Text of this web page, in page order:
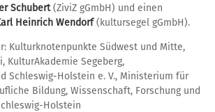
Schubert(ZiviZ gGmbH) und einen
Heinrich Wendorf(kultursegel gGmbH).
Kulturknotenpunkte Südwest und Mitte,
KulturAkademie Segeberg,
Schleswig-Holstein e. V., Ministerium für
Bildung, Wissenschaft, Forschung und
Holstein